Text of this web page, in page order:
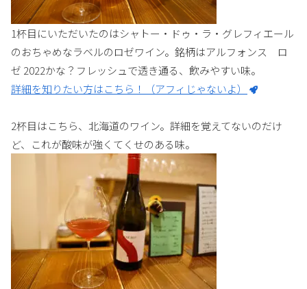
1杯目にいただいたのはシャトー・ドゥ・ラ・グレフィエール
のおちゃめなラベルのロゼワイン。銘柄はアルフォンス ロ
ゼ 2022かな？フレッシュで透き通る、飲みやすい味。
詳細を知りたい方はこちら！（アフィじゃないよ）
2杯目はこちら、北海道のワイン。詳細を覚えてないのだけ
ど、これが酸味が強くてくせのある味。